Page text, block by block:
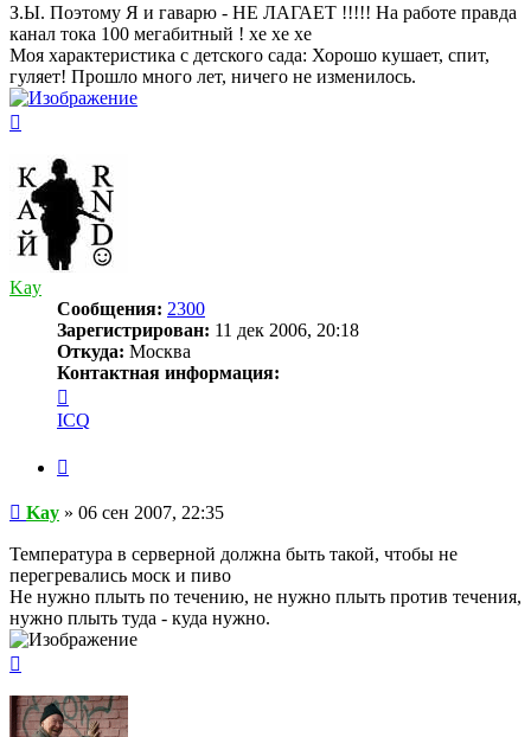
З.Ы. Поэтому Я и гаварю - НЕ ЛАГАЕТ !!!!! На работе правда
канал тока 100 мегабитный ! хе хе хе
Моя характеристика с детского сада: Хорошо кушает, спит,
гуляет! Прошло много лет, ничего не изменилось.
началу
Kay
Сообщения: 2300
Зарегистрирован: 11 дек 2006, 20:18
Откуда: Москва
Контактная информация:
информация
пользователя
ICQ
Сообщение
Kay » 06 сен 2007, 22:35
Температура в серверной должна быть такой, чтобы не
перегревались моск и пиво
Не нужно плыть по течению, не нужно плыть против течения,
нужно плыть туда - куда нужно.
началу